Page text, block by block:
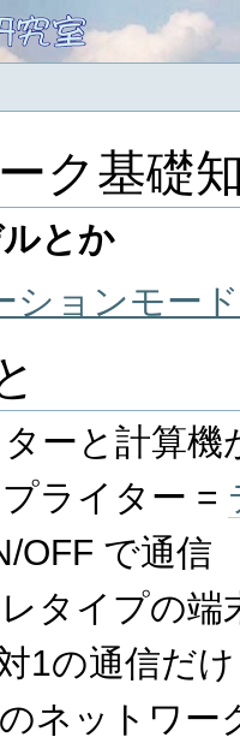
ク基礎
とか
ションモー
ーと計算機
ライター =
OFF で通信
タイプの端
1の通信だけ
ネットワー